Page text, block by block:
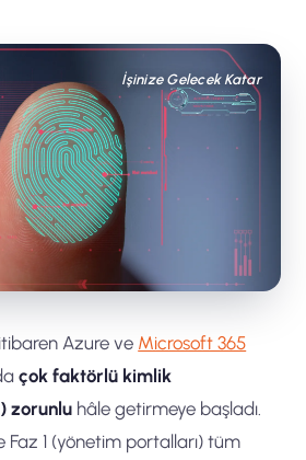
İşinize Gelecek Katar
Azure ve Microsoft 365
çok faktörlü kimlik
zorunlu hâle getirmeye başladı.
Faz 1 (yönetim portalları) tüm